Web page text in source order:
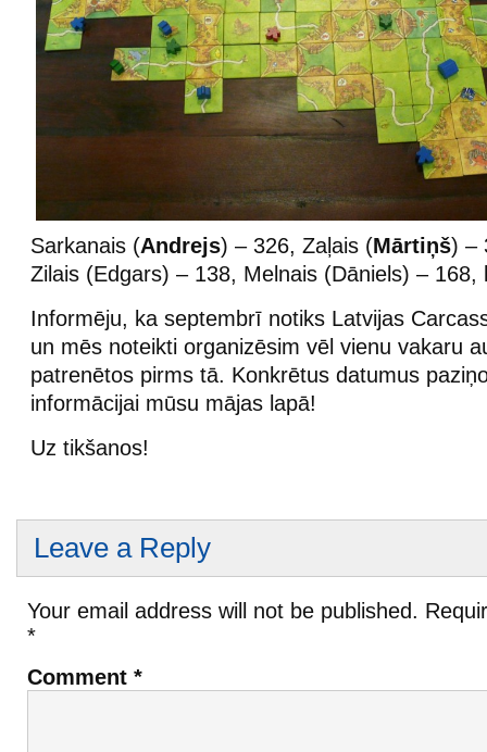
Sarkanais (Andrejs) – 326, Zaļais (Mārtiņš) –
Zilais (Edgars) – 138, Melnais (Dāniels) – 168,
Informēju, ka septembrī notiks Latvijas
un mēs noteikti organizēsim vēl vienu vakaru
patrenētos pirms tā. Konkrētus datumus
informācijai mūsu mājas lapā!
Uz tikšanos!
Leave a Reply
Your email address will not be published.
*
Comment *